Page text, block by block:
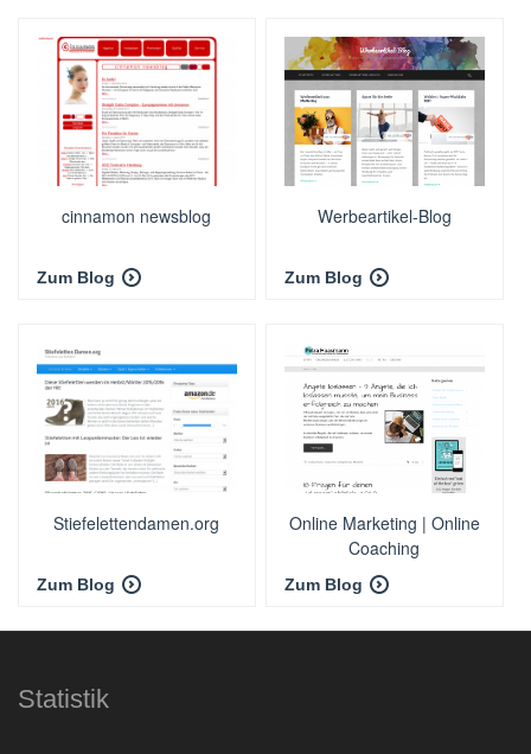
cinnamon newsblog
Zum Blog
Werbeartikel-Blog
Zum Blog
Stiefelettendamen.org
Zum Blog
Online Marketing | Online
Coaching
Zum Blog
Statistik